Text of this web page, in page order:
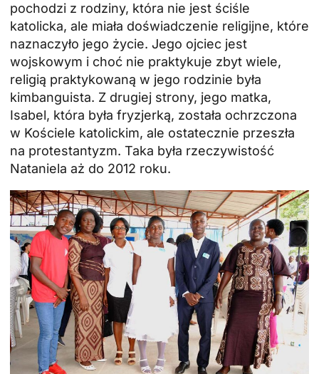
pochodzi z rodziny, która nie jest ściśle
katolicka, ale miała doświadczenie religijne, które
naznaczyło jego życie. Jego ojciec jest
wojskowym i choć nie praktykuje zbyt wiele,
religią praktykowaną w jego rodzinie była
kimbanguista. Z drugiej strony, jego matka,
Isabel, która była fryzjerką, została ochrzczona
w Kościele katolickim, ale ostatecznie przeszła
na protestantyzm. Taka była rzeczywistość
Nataniela aż do 2012 roku.